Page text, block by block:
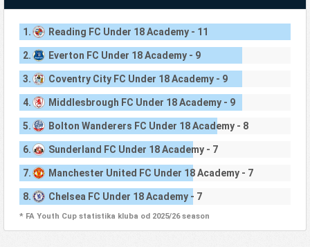
1. Reading FC Under 18 Academy - 11
2. Everton FC Under 18 Academy - 9
3. Coventry City FC Under 18 Academy - 9
4. Middlesbrough FC Under 18 Academy - 9
5. Bolton Wanderers FC Under 18 Academy - 8
6. Sunderland FC Under 18 Academy - 7
7. Manchester United FC Under 18 Academy - 7
8. Chelsea FC Under 18 Academy - 7
* FA Youth Cup statistika kluba od 2025/26 season